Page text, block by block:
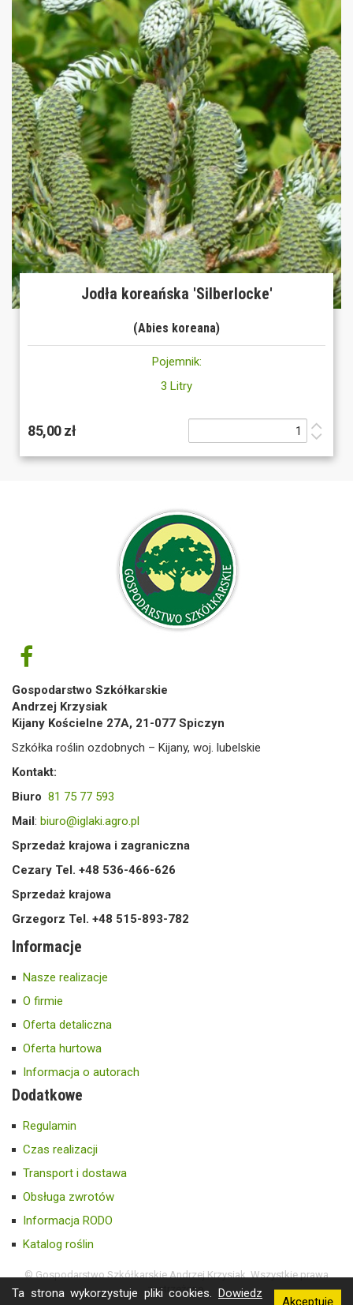
Jodła koreańska 'Silberlocke'
(Abies koreana)
Pojemnik:
3 Litry
85,00 zł
Gospodarstwo Szkółkarskie
Andrzej Krzysiak
Kijany Kościelne 27A, 21-077 Spiczyn
Szkółka roślin ozdobnych – Kijany, woj. lubelskie
Kontakt:
Biuro 81 75 77 593
Mail : biuro@iglaki.agro.pl
Sprzedaż krajowa i zagraniczna
Cezary Tel. +48 536-466-626
Sprzedaż krajowa
Grzegorz Tel. +48 515-893-782
Informacje
Nasze realizacje
O firmie
Oferta detaliczna
Oferta hurtowa
Informacja o autorach
Dodatkowe
Regulamin
Czas realizacji
Transport i dostawa
Obsługa zwrotów
Informacja RODO
Katalog roślin
© Gospodarstwo Szkółkarskie Andrzej Krzysiak. Wszystkie prawa
zastrzeżone.
Ta strona wykorzystuje pliki cookies. Dowiedz
Akceptuję